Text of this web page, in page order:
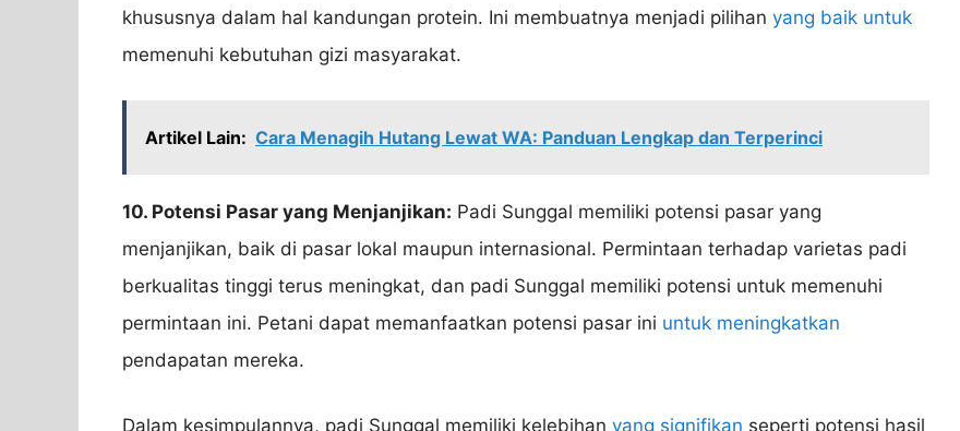
khususnya dalam hal kandungan protein. Ini membuatnya menjadi pilihan yang baik untuk
memenuhi kebutuhan gizi masyarakat.
Artikel Lain: Cara Menagih Hutang Lewat WA: Panduan Lengkap dan Terperinci
10. Potensi Pasar yang Menjanjikan: Padi Sunggal memiliki potensi pasar yang
menjanjikan, baik di pasar lokal maupun internasional. Permintaan terhadap varietas padi
berkualitas tinggi terus meningkat, dan padi Sunggal memiliki potensi untuk memenuhi
permintaan ini. Petani dapat memanfaatkan potensi pasar ini untuk meningkatkan
pendapatan mereka.
Dalam kesimpulannya, padi Sunggal memiliki kelebihan yang signifikan seperti potensi hasil